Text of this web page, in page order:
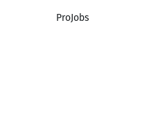
ProJobs